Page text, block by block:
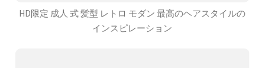
HD限定 成人 式 髪型 レトロ モダン 最高のヘアスタイルの
インスピレーション